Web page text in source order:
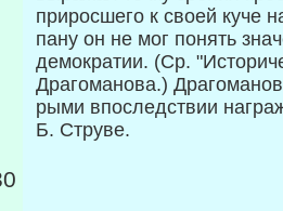
приросшего к своей куче
пану он не мог понять
демократии. (Ср.
Драгоманова.)
рыми впоследствии
Б. Струве.